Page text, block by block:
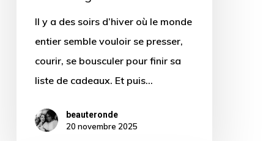
taille
Il y a des soirs d’hiver où le monde
entier semble vouloir se presser,
courir, se bousculer pour finir sa
liste de cadeaux. Et puis…
beauteronde
20 novembre 2025